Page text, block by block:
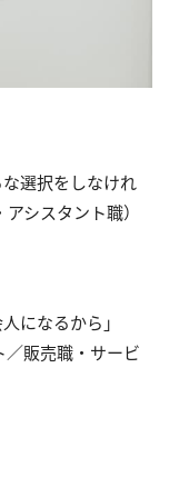
選択をしなけれ
シスタント職）
になるから」
／販売職・サービ